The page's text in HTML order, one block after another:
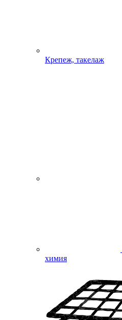
Крепеж, такелаж
химия